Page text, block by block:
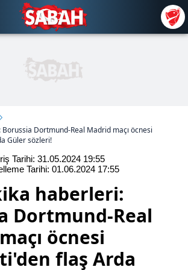
Dortmund-Real Madrid maçı öcnesi
Güler sözleri!
Tarihi: 31.05.2024 19:55
Tarihi: 01.06.2024 17:55
haberleri:
Dortmund-Real
öcnesi
flaş Arda